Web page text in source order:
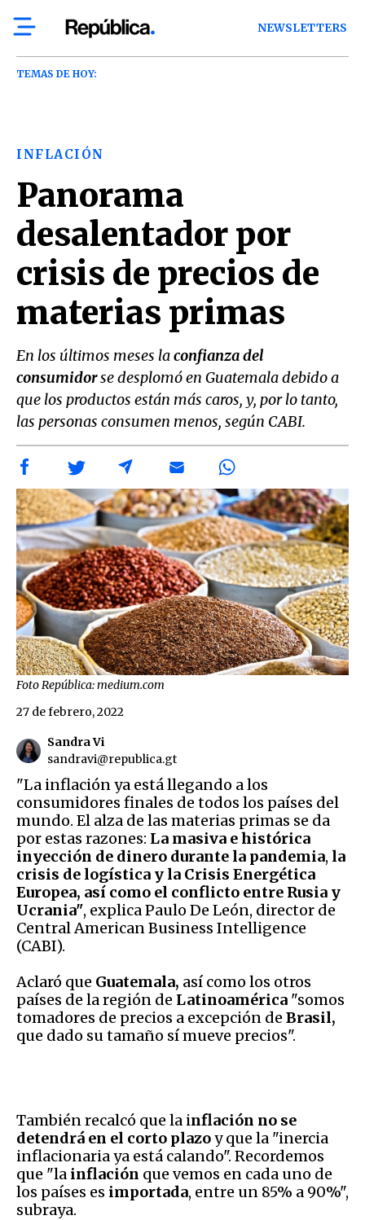
NEWSLETTERS
TEMAS DE HOY:
INFLACIÓN
Panorama
desalentador por
crisis de precios de
materias primas
En los últimos meses laconfianza del
consumidorse desplomó en Guatemala debido a
que los productos están más caros, y, por lo tanto,
las personas consumen menos, según CABI.
Foto República: medium.com
Sandra Vi
sandravi@republica.gt
27 de febrero, 2022
"La inflación ya está llegando a los
consumidores finales de todos los países del
mundo. El alza de las materias primas se da
por estas razones: La masiva e histórica
inyección de dinero durante la pandemia, la
crisis de logística y la Crisis Energética
Europea, así como el conflicto entre Rusia y
Ucrania", explica Paulo De León, director de
Central American Business Intelligence
(CABI).
Aclaró que Guatemala, así como los otros
países de la región de Latinoamérica "somos
tomadores de precios a excepción de Brasil,
que dado su tamaño sí mueve precios".
También recalcó que la inflación no se
detendrá en el corto plazoy que la "inercia
inflacionaria ya está calando". Recordemos
que "la inflación que vemos en cada uno de
los países es importada, entre un 85% a 90%",
subraya.